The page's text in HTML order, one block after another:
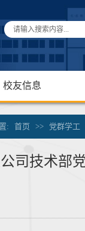
校友信息
: 首页 >> 党群学工
司技术部